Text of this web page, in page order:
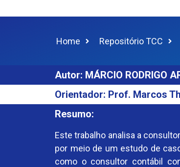
Home Repositório TCC
Autor: MÁRCIO RODRIGO
Orientador: Prof. Marcos
Resumo:
Este trabalho analisa a
por meio de um estudo de
como o consultor contábil